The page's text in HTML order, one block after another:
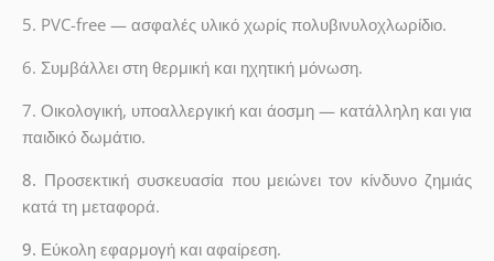
5. PVC-free — ασφαλές υλικό χωρίς πολυβινυλοχλωρίδιο.
6. Συμβάλλει στη θερμική και ηχητική μόνωση.
7. Οικολογική, υποαλλεργική και άοσμη — κατάλληλη και για
παιδικό δωμάτιο.
8. Προσεκτική συσκευασία που μειώνει τον κίνδυνο ζημιάς
κατά τη μεταφορά.
9. Εύκολη εφαρμογή και αφαίρεση.